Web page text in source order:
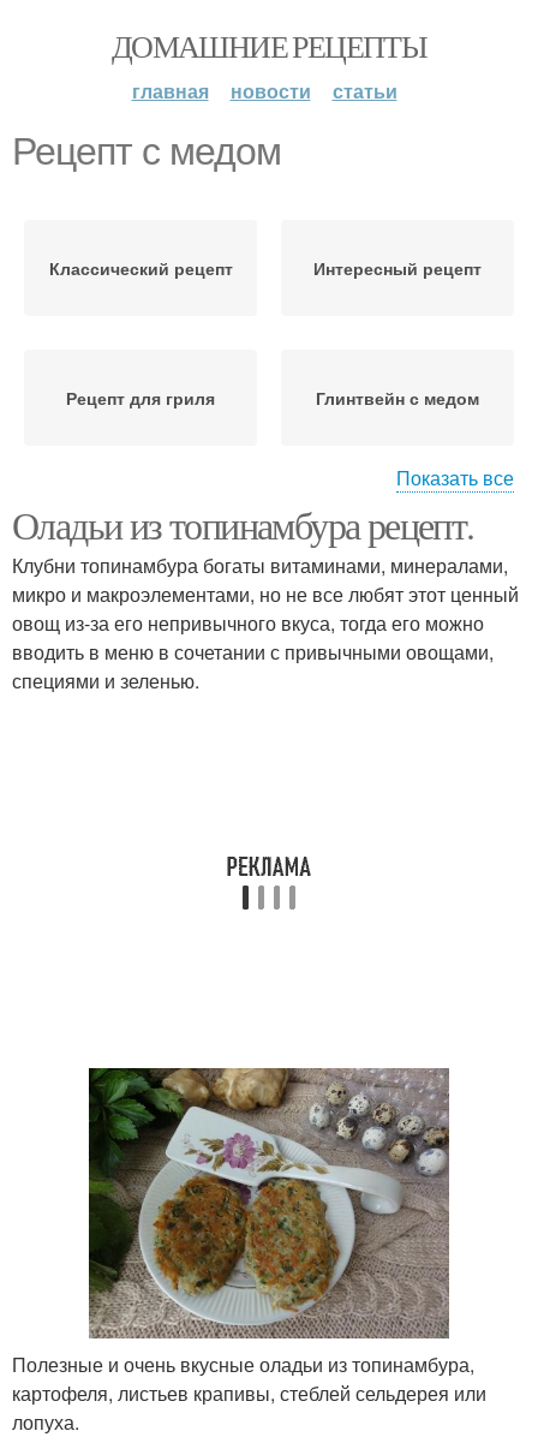
ДОМАШНИЕ РЕЦЕПТЫ
главная новости статьи
Рецепт с медом
Классический рецепт Интересный рецепт
Рецепт для гриля Глинтвейн с медом
Глинтвейны с медом Рецепт с апельсином
Маринад с медом Соус с медом
Показать все
Оладьи из топинамбура рецепт.
Клубни топинамбура богаты витаминами, минералами,
микро­ и макроэлементами, но не все любят этот ценный
овощ из-­за его непривычного вкуса, тогда его можно
вводить в меню в сочетании с привычными овощами,
специями и зеленью.
Полезные и очень вкусные оладьи из топинамбура,
картофеля, листьев крапивы, стеблей сельдерея или
лопуха.